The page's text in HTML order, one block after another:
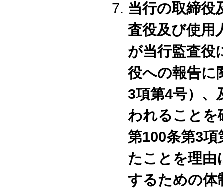
当行の取締役
査役及び使用
が当行監査役
役への報告に
3項第4号）、
われることを
第100条第3
たことを理由
するための体